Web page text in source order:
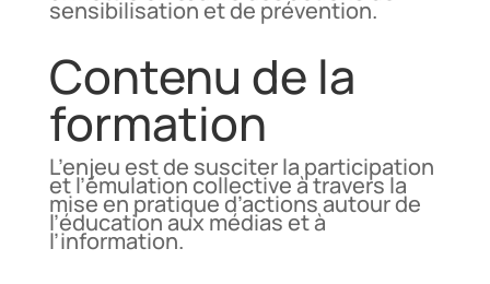
sensibilisation et de prévention.
Contenu de la
formation
L’enjeu est de susciter la participation
et l’émulation collective à travers la
mise en pratique d’actions autour de
l’éducation aux médias et à
l’information.